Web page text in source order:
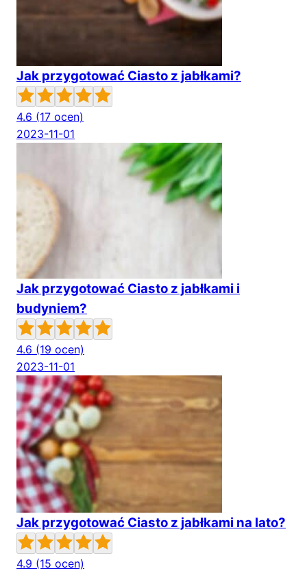
Jak przygotować Ciasto z jabłkami?
4.6 (17 ocen)
2023-11-01
Jak przygotować Ciasto z jabłkami i
budyniem?
4.6 (19 ocen)
2023-11-01
Jak przygotować Ciasto z jabłkami na lato?
4.9 (15 ocen)